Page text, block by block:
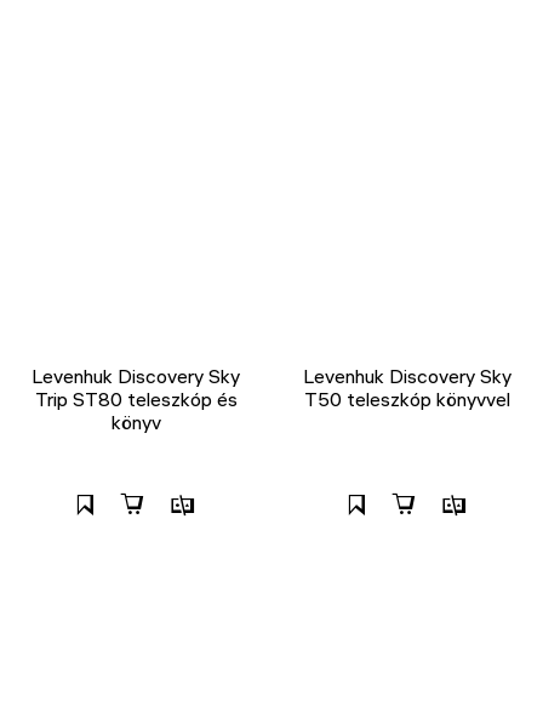
Levenhuk Discovery Sky
Trip ST80 teleszkóp és
könyv
Levenhuk Discovery Sky
T50 teleszkóp könyvvel